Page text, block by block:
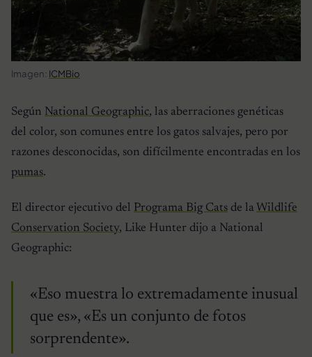
Imagen: ICMBio
Según National Geographic, las aberraciones genéticas
del color, son comunes entre los gatos salvajes, pero por
razones desconocidas, son difícilmente encontradas en los
pumas.
El director ejecutivo del Programa Big Cats de la Wildlife
Conservation Society, Like Hunter dijo a National
Geographic:
«Eso muestra lo extremadamente inusual
que es», «Es un conjunto de fotos
sorprendente».